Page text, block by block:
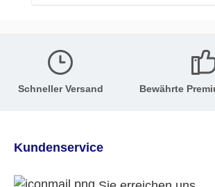
Schneller Versand Bewährte
Kundenservice